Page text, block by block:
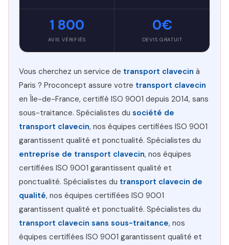
1 800
AVIS VÉRIFIÉS
0€
DEVIS GRATUIT
Vous cherchez un service de transport clavecin à
Paris ? Proconcept assure votre transport clavecin
en Île-de-France, certifié ISO 9001 depuis 2014, sans
sous-traitance. Spécialistes du société de
transport clavecin, nos équipes certifiées ISO 9001
garantissent qualité et ponctualité. Spécialistes du
entreprise de transport clavecin, nos équipes
certifiées ISO 9001 garantissent qualité et
ponctualité. Spécialistes du transport clavecin de
qualité, nos équipes certifiées ISO 9001
garantissent qualité et ponctualité. Spécialistes du
transport clavecin sans sous-traitance, nos
équipes certifiées ISO 9001 garantissent qualité et